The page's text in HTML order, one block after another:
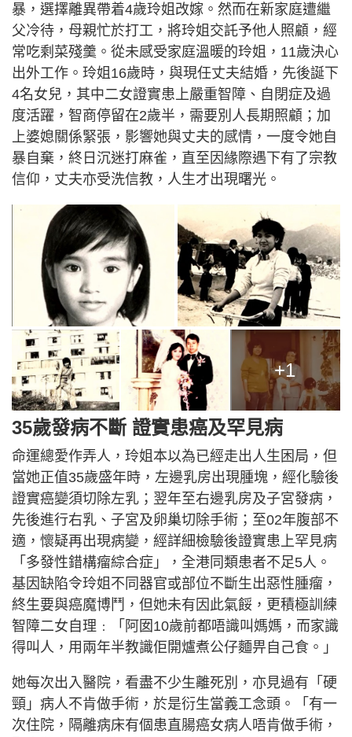
暴，選擇離異帶着4歲玲姐改嫁。然而在新家庭遭繼
父冷待，母親忙於打工，將玲姐交託予他人照顧，經
常吃剩菜殘羹。從未感受家庭溫暖的玲姐，11歲決心
出外工作。玲姐16歲時，與現任丈夫結婚，先後誕下
4名女兒，其中二女證實患上嚴重智障、自閉症及過
度活躍，智商停留在2歲半，需要別人長期照顧；加
上婆媳關係緊張，影響她與丈夫的感情，一度令她自
暴自棄，終日沉迷打麻雀，直至因緣際遇下有了宗教
信仰，丈夫亦受洗信教，人生才出現曙光。
+1
35歲發病不斷 證實患癌及罕見病
命運總愛作弄人，玲姐本以為已經走出人生困局，但
當她正值35歲盛年時，左邊乳房出現腫塊，經化驗後
證實癌變須切除左乳；翌年至右邊乳房及子宮發病，
先後進行右乳、子宮及卵巢切除手術；至02年腹部不
適，懷疑再出現病變，經詳細檢驗後證實患上罕見病
「多發性錯構瘤綜合症」，全港同類患者不足5人。
基因缺陷令玲姐不同器官或部位不斷生出惡性腫瘤，
終生要與癌魔博鬥，但她未有因此氣餒，更積極訓練
智障二女自理﹕「阿囡10歲前都唔識叫媽媽，而家識
得叫人，用兩年半教識佢開爐煮公仔麵畀自己食。」
她每次出入醫院，看盡不少生離死別，亦見過有「硬
頸」病人不肯做手術，於是衍生當義工念頭。「有一
次住院，隔離病床有個患直腸癌女病人唔肯做手術，